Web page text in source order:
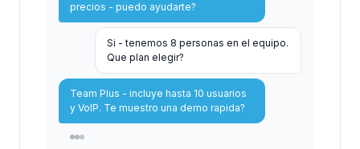
precios - puedo ayudarte?
Si - tenemos 8 personas en el equipo.
Que plan elegir?
Team Plus - incluye hasta 10 usuarios
y VoIP. Te muestro una demo rapida?